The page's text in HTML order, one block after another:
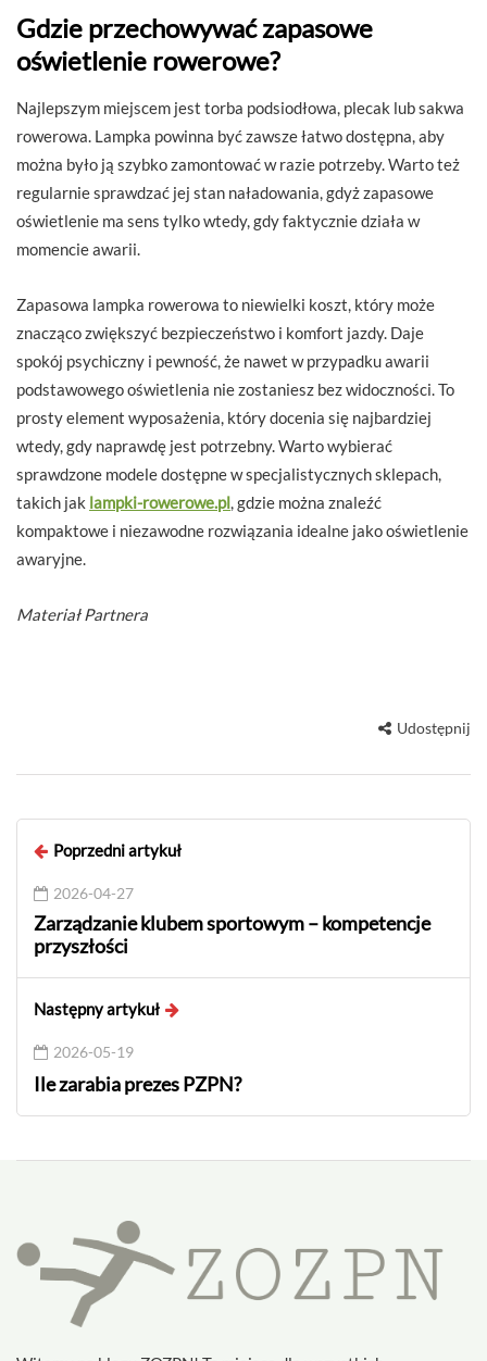
Gdzie przechowywać zapasowe
oświetlenie rowerowe?
Najlepszym miejscem jest torba podsiodłowa, plecak lub sakwa
rowerowa. Lampka powinna być zawsze łatwo dostępna, aby
można było ją szybko zamontować w razie potrzeby. Warto też
regularnie sprawdzać jej stan naładowania, gdyż zapasowe
oświetlenie ma sens tylko wtedy, gdy faktycznie działa w
momencie awarii.
Zapasowa lampka rowerowa to niewielki koszt, który może
znacząco zwiększyć bezpieczeństwo i komfort jazdy. Daje
spokój psychiczny i pewność, że nawet w przypadku awarii
podstawowego oświetlenia nie zostaniesz bez widoczności. To
prosty element wyposażenia, który docenia się najbardziej
wtedy, gdy naprawdę jest potrzebny. Warto wybierać
sprawdzone modele dostępne w specjalistycznych sklepach,
takich jak lampki-rowerowe.pl, gdzie można znaleźć
kompaktowe i niezawodne rozwiązania idealne jako oświetlenie
awaryjne.
Materiał Partnera
Udostępnij
Poprzedni artykuł
2026-04-27
Zarządzanie klubem sportowym – kompetencje
przyszłości
Następny artykuł
2026-05-19
Ile zarabia prezes PZPN?